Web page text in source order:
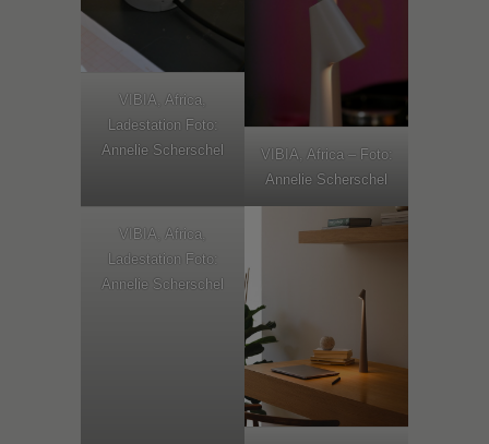
VIBIA, Africa,
Ladestation Foto:
Annelie Scherschel
VIBIA, Africa – Foto:
Annelie Scherschel
VIBIA, Africa,
Ladestation Foto:
Annelie Scherschel